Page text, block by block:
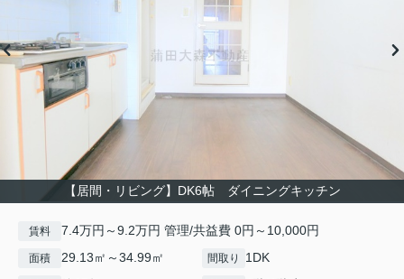
【居間・リビング】DK6帖 ダイニングキッチン
賃料 7.4万円～9.2万円 管理/共益費 0円～10,000円
面積 29.13㎡～34.99㎡ 間取り 1DK